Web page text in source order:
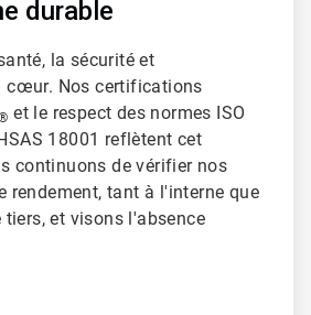
durable
la sécurité et
cœur. Nos certifications
et le respect des normes ISO
18001 reflètent cet
continuons de vérifier nos
rendement, tant à l'interne que
tiers, et visons l'absence